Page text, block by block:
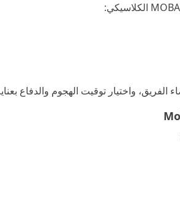
الفريق، واختيار توقيت الهجوم والدفاع